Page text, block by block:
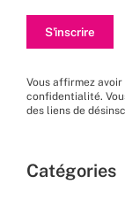
Vous affirmez
confidentialité.
des liens de
Catégories